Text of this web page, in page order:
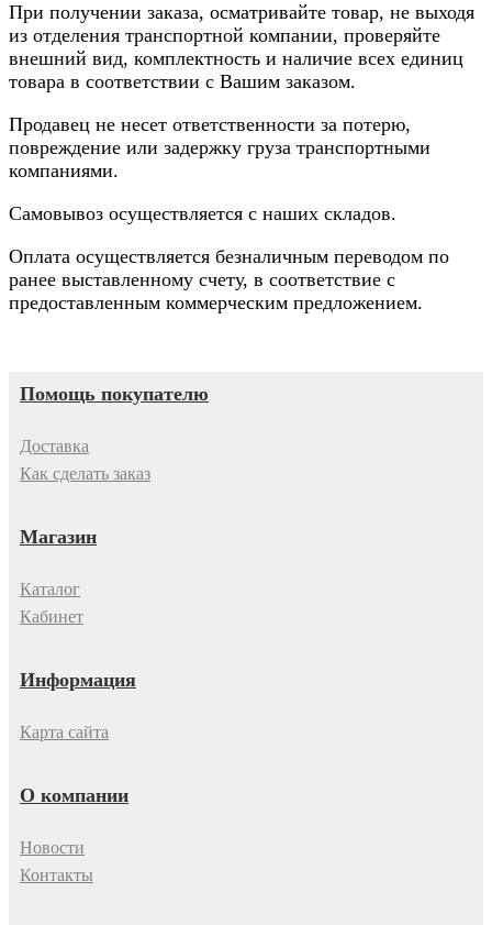
При получении заказа, осматривайте товар, не выходя
из отделения транспортной компании, проверяйте
внешний вид, комплектность и наличие всех единиц
товара в соответствии с Вашим заказом.
Продавец не несет ответственности за потерю,
повреждение или задержку груза транспортными
компаниями.
Самовывоз осуществляется с наших складов.
Оплата осуществляется безналичным переводом по
ранее выставленному счету, в соответствие с
предоставленным коммерческим предложением.
Помощь покупателю
Доставка
Как сделать заказ
Магазин
Каталог
Кабинет
Информация
Карта сайта
О компании
Новости
Контакты